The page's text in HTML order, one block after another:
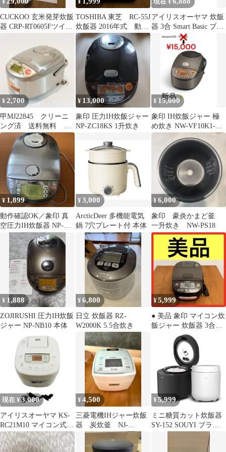
¥
CUCKOO 玄米発芽炊飯
器 CRP-RT0605Fツイン
¥
TOSHIBA 東芝 RC-55J
炊飯器 2016年式 動作
確認済み最大 3合
現在 ¥
アイリスオーヤマ 炊飯
器 3合 Smart Basic ブラ
ック
¥2,700
甲MJ22845 クリーニ
ング済 送料無料 即
購入可能 スピード発
送 炊飯器
¥ 13,000
象印 圧力IH炊飯ジャー
NP-ZC18KS 1升炊き
¥ 15,000
象印 IH炊飯ジャー 極
め炊き NW-VF10K1-TA
5.5合
¥ 1,899
動作確認OK／象印 真
空圧力IH炊飯器 NP-
HT10極め炊き-最終値
下げ
¥3,000
ArcticDeer 多機能電気
鍋 7穴プレート付 本体
¥6,000
象印 豪炎かまど釜
一升炊き NW-PS18
¥ 1,888
ZOJIRUSHI 圧力IH炊飯
ジャー NP-NB10 本体
¥6,800
日立 炊飯器 RZ-
W2000K 5.5合炊き
¥5,999
● 美品 象印 マイコン炊
飯ジャー 炊飯器 3合炊
き NL-BD05
現在 ¥ 3,000
アイリスオーヤマ KS-
RC21M10 マイコン式
炊飯器 5.5合 24年製
¥4,500
三菱電機IHジャー炊飯
器 炭炊釜 NJ-
VW107-W 5.5合 中
古品
¥ 5,999
ミニ糖質カット炊飯器
SY-152 SOUYI ブラッ